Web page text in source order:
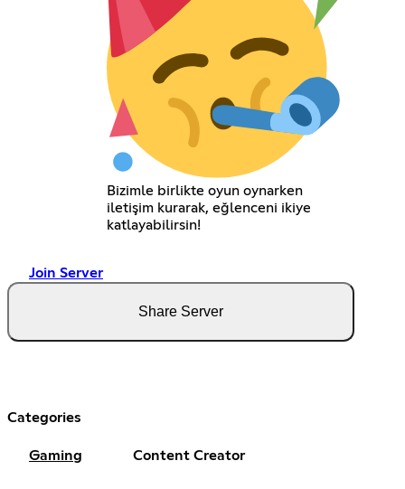
Bizimle birlikte oyun oynarken
iletişim kurarak, eğlenceni ikiye
katlayabilirsin!
Join Server
Share Server
Categories
Gaming Content Creator